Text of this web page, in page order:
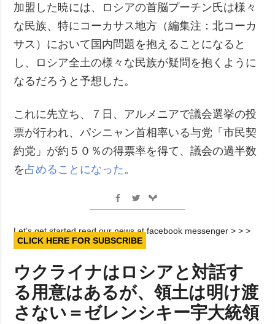
加盟した暁には、ロシアの首脳プーチン氏は様々
な民族、特にコーカサス地方（編集注：北コーカ
サス）において国内問題を抱えることになると
し、ロシア全土の様々な民族が疑問を抱くように
なるだろうと予想した。
これに先立ち、７日、アルメニアで議会選挙の投
票が行われ、パシニャン首相率いる与党「市民契
約党」が約５０％の得票率を得て、議会の過半数
を占めることになった 。
Let’s get started read our news at facebook messenger > > >
CLICK HERE FOR SUBSCRIBE
ウクライナはロシアと対話す
る用意はあるが、領土は明け渡
さない＝ゼレンシキー宇大統領